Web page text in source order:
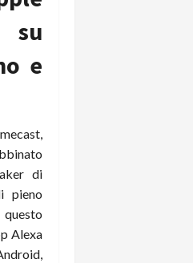
e
di
pieno
Alexa